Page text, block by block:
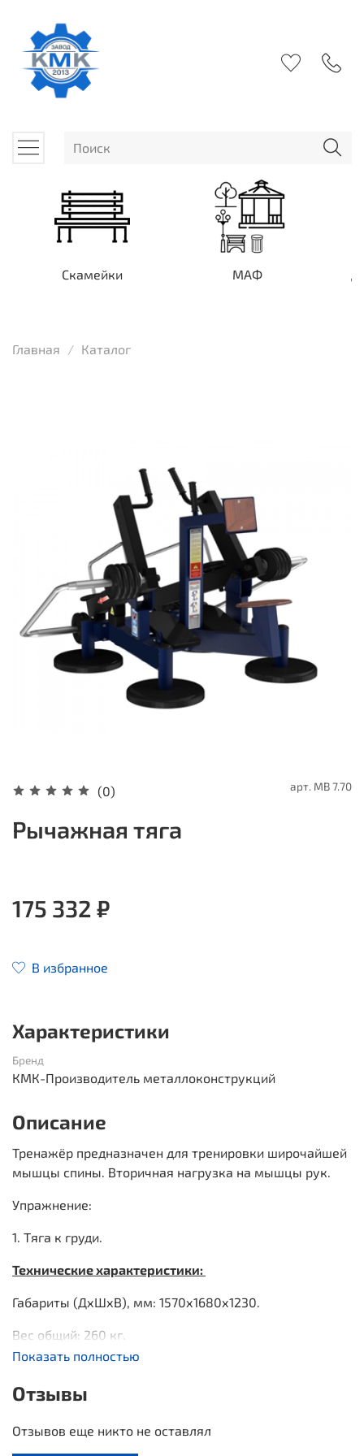
Скамейки МАФ
Главная Каталог
(0) арт. MB 7.70
Рычажная тяга
175 332 ₽
В избранное
Характеристики
Бренд
КМК-Производитель металлоконструкций
Описание
Тренажёр предназначен для тренировки широчайшей
мышцы спины. Вторичная нагрузка на мышцы рук.
Упражнение:
1. Тяга к груди.
Технические характеристики:
Габариты (ДхШхВ), мм: 1570х1680х1230.
Вес общий: 260 кг.
Диски:
12 шт по 5 кг (60 кг)
6 шт по 2,5 кг (15 кг)
Показать полностью
Отзывы
Отзывов еще никто не оставлял